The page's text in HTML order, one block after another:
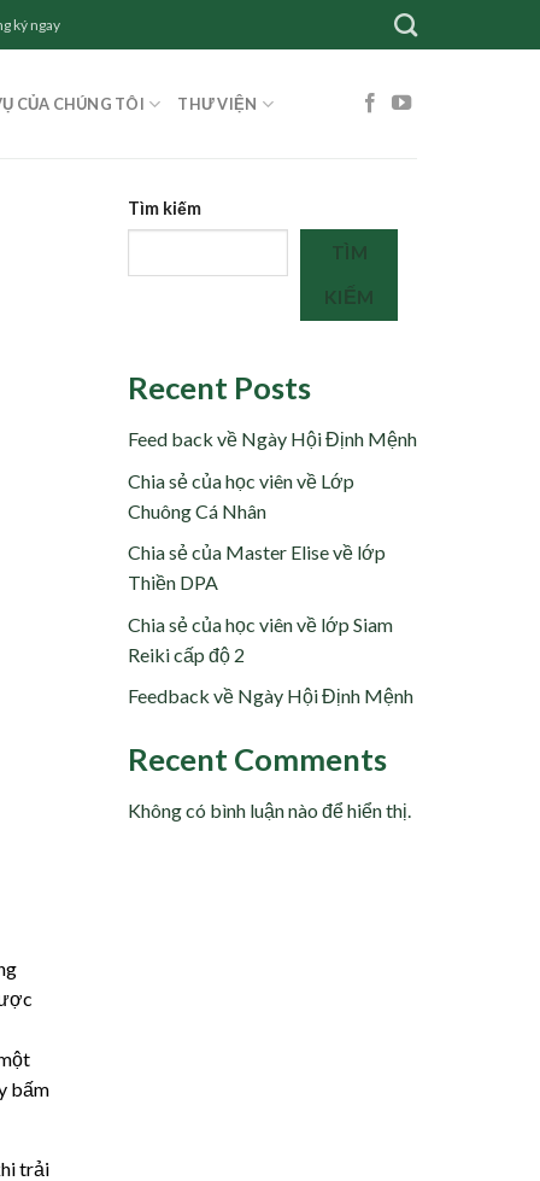
ký ngay
CỦA CHÚNG TÔI THƯ VIỆN
bấm
trải
Tìm kiếm
TÌM
KIẾM
Recent Posts
Feed back về Ngày Hội Định Mệnh
Chia sẻ của học viên về Lớp
Chuông Cá Nhân
Chia sẻ của Master Elise về lớp
Thiền DPA
Chia sẻ của học viên về lớp Siam
Reiki cấp độ 2
Feedback về Ngày Hội Định Mệnh
Recent Comments
Không có bình luận nào để hiển thị.